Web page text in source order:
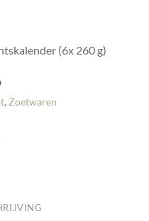
(6x 260 g)
, Zoetwaren